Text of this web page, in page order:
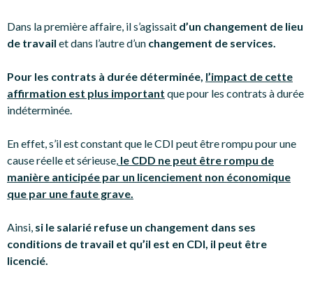
Dans la première affaire, il s’agissait d’un changement de lieu
de travail et dans l’autre d’un changement de services.
Pour les contrats à durée déterminée, l’impact de cette
affirmation est plus important que pour les contrats à durée
indéterminée.
En effet, s’il est constant que le CDI peut être rompu pour une
cause réelle et sérieuse, le CDD ne peut être rompu de
manière anticipée par un licenciement non économique
que par une faute grave.
Ainsi, si le salarié refuse un changement dans ses
conditions de travail et qu’il est en CDI, il peut être
licencié.